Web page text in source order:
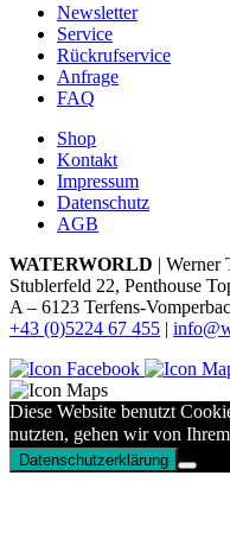
Newsletter
Service
Rückrufservice
Anfrage
FAQ
Shop
Kontakt
Impressum
Datenschutz
AGB
WATERWORLD | Werner
Stublerfeld 22, Penthouse
A – 6123 Terfens-
+43 (0)5224 67 455 |
Diese Website benutzt
nutzten, gehen wir von
Datenschutzerklärung